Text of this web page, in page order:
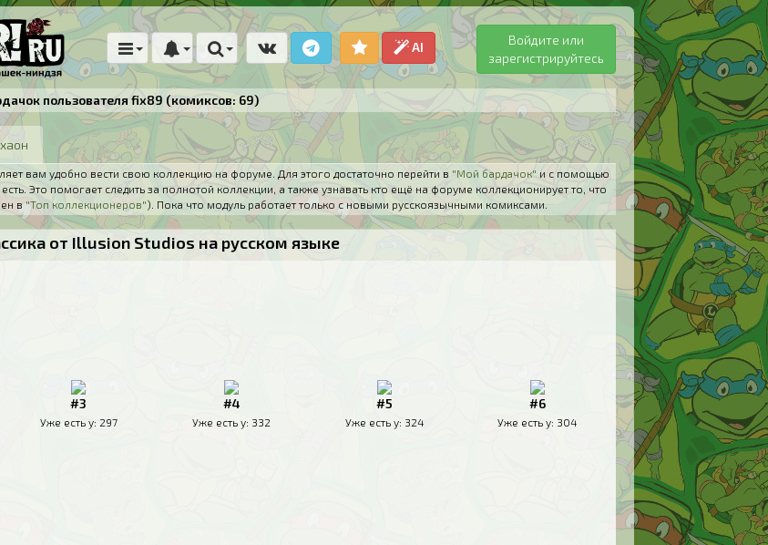
AI
Войдите или
зарегистрируйтесь
пользователя fix89 (комиксов: 69)
вам удобно вести свою коллекцию на форуме. Для этого достаточно перейти в "Мой бардачок" и с помощью
Это помогает следить за полнотой коллекции, а также узнавать кто ещё на форуме коллекционирует то, что
в "Топ коллекционеров"). Пока что модуль работает только с новыми русскоязычными комиксами.
от Illusion Studios на русском языке
#3
Уже есть у: 297
#4
Уже есть у: 332
#5
Уже есть у: 324
#6
Уже есть у: 304